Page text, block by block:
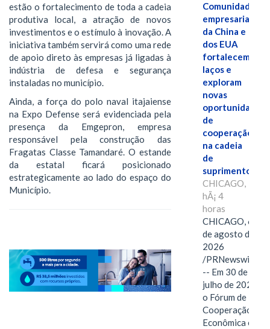
estão o fortalecimento de toda a cadeia
produtiva local, a atração de novos
investimentos e o estímulo à inovação. A
iniciativa também servirá como uma rede
de apoio direto às empresas já ligadas à
indústria de defesa e segurança
instaladas no município.
Ainda, a força do polo naval itajaiense
na Expo Defense será evidenciada pela
presença da Emgepron, empresa
responsável pela construção das
Fragatas Classe Tamandaré. O estande
da estatal ficará posicionado
estrategicamente ao lado do espaço do
Município.
Comunidades
empresariais
da China e
dos EUA
fortalecem
laços e
exploram
novas
oportunidades
de
cooperação
na cadeia
de
suprimentos.
CHICAGO,
hÃ¡ 4
horas
CHICAGO, 6
de agosto de
2026
/PRNewswire/
-- Em 30 de
julho de 2026,
o Fórum de
Cooperação
Econômica e